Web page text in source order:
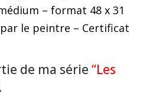
– format 48 x 31
le peintre – Certificat
de ma série “Les
.